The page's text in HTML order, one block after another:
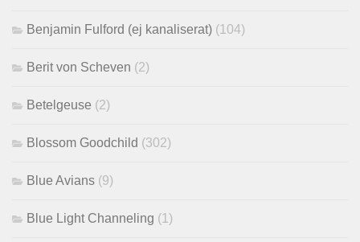
Benjamin Fulford (ej kanaliserat) (104)
Berit von Scheven (2)
Betelgeuse (2)
Blossom Goodchild (302)
Blue Avians (9)
Blue Light Channeling (1)